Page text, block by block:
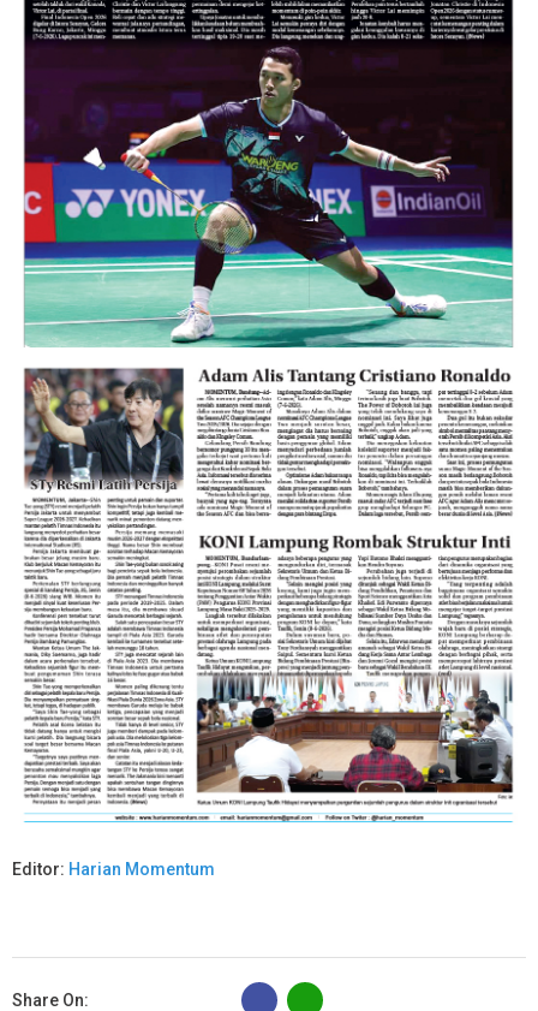
Editor: Harian Momentum
Share On:
B